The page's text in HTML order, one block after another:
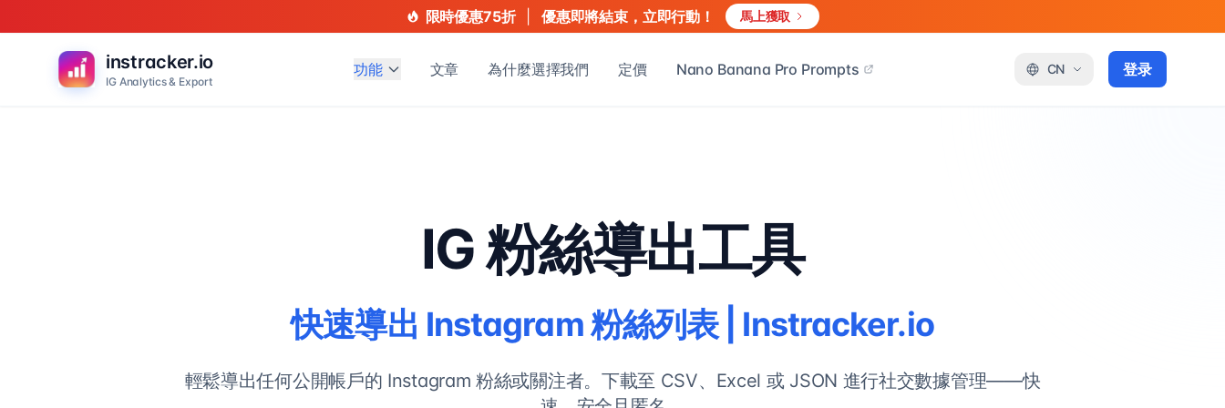
限時優惠75折 優惠即將結束，立即行動！ 馬上獲取
instracker.io
IG Analytics & Export
功能 文章 為什麼選擇我們 定價 Nano Banana Pro Prompts CN 登录
IG 粉絲導出工具
快速導出 Instagram 粉絲列表 | Instracker.io
輕鬆導出任何公開帳戶的 Instagram 粉絲或關注者。下載至 CSV、Excel 或 JSON 進行社交數據管理——快